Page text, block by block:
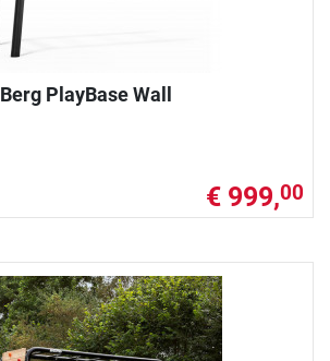
Berg PlayBase Wall
€ 999,00